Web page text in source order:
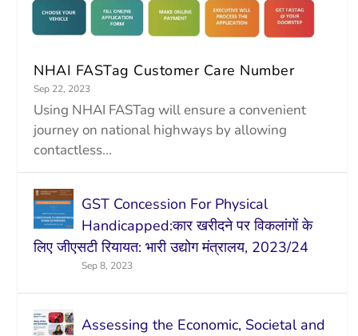
NHAI FASTag Customer Care Number
Sep 22, 2023
Using NHAI FASTag will ensure a convenient
journey on national highways by allowing
contactless...
GST Concession For Physical
Handicapped:कार खरीदने पर विकलांगों के
लिए जीएसटी रियायत: भारी उद्योग मंत्रालय, 2023/24
Sep 8, 2023
Assessing the Economic, Societal and